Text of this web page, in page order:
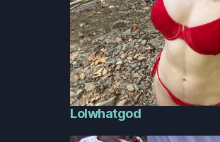
Lolwhatgod